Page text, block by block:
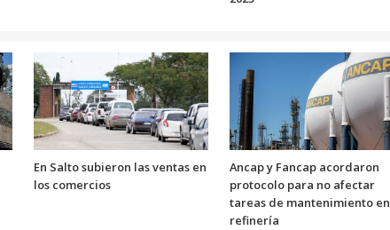
En Salto subieron las ventas en
los comercios
Ancap y Fancap acordaron
protocolo para no afectar
tareas de mantenimiento en
refinería